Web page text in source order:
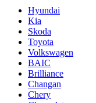
Hyundai
Kia
Skoda
Toyota
Volkswagen
BAIC
Brilliance
Changan
Chery